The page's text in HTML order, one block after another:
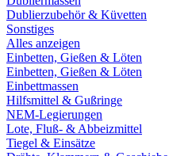
Dublierzubehör & Küvetten
Sonstiges
Alles anzeigen
Einbetten, Gießen & Löten
Einbetten, Gießen & Löten
Einbettmassen
Hilfsmittel & Gußringe
NEM-Legierungen
Lote, Fluß- & Abbeizmittel
Tiegel & Einsätze